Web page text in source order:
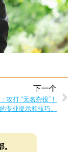
下一个
攻打 “无名杂役”！
专业提示和技巧。